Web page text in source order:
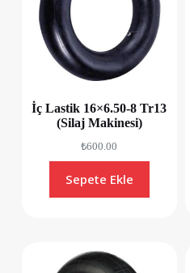
İç Lastik 16×6.50-8 Tr13
(Silaj Makinesi)
₺600.00
Sepete Ekle